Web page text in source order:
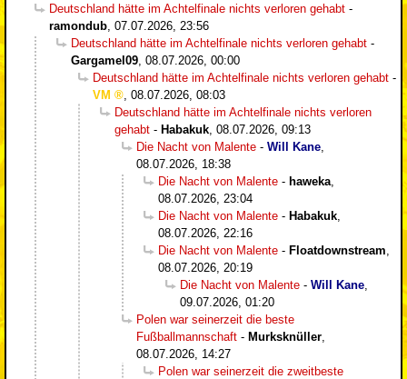
Deutschland hätte im Achtelfinale nichts verloren gehabt -
ramondub 07.07.2026, 23:56
Deutschland hätte im Achtelfinale nichts verloren gehabt -
Gargamel09 08.07.2026, 00:00
Deutschland hätte im Achtelfinale nichts verloren gehabt -
VM
08.07.2026, 08:03
Deutschland hätte im Achtelfinale nichts verloren
gehabt - Habakuk 08.07.2026, 09:13
Die Nacht von Malente - Will Kane
08.07.2026, 18:38
Die Nacht von Malente - haweka
08.07.2026, 23:04
Die Nacht von Malente - Habakuk
08.07.2026, 22:16
Die Nacht von Malente - Floatdownstream
08.07.2026, 20:19
Die Nacht von Malente - Will Kane
09.07.2026, 01:20
Polen war seinerzeit die beste
Fußballmannschaft - Murksknüller
08.07.2026, 14:27
Polen war seinerzeit die zweitbeste